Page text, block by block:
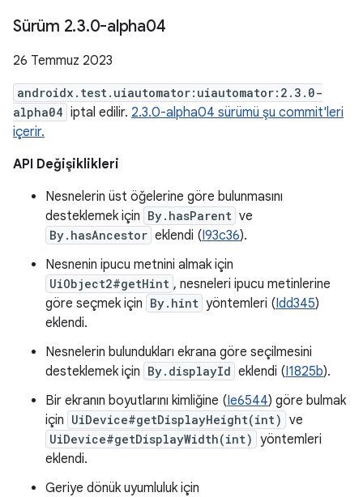
Sürüm 2.3.0-alpha04
26 Temmuz 2023
androidx.test.uiautomator:uiautomator:2.3.0-
alpha04 iptal edilir. 2.3.0-alpha04 sürümü şu commit'leri
içerir.
API Değişiklikleri
Nesnelerin üst öğelerine göre bulunmasını
desteklemek için By.hasParent ve
By.hasAncestor eklendi (I93c36).
Nesnenin ipucu metnini almak için
UiObject2#getHint , nesneleri ipucu metinlerine
göre seçmek için By.hint yöntemleri (Idd345)
eklendi.
Nesnelerin bulundukları ekrana göre seçilmesini
desteklemek için By.displayId eklendi (I1825b).
Bir ekranın boyutlarını kimliğine (Ie6544) göre bulmak
için UiDevice#getDisplayHeight(int) ve
UiDevice#getDisplayWidth(int) yöntemleri
eklendi.
Geriye dönük uyumluluk için